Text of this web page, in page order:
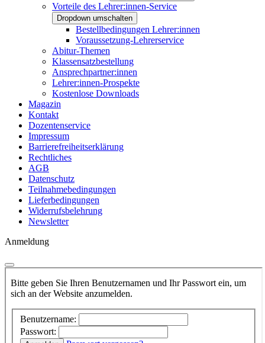
Vorteile des Lehrer:innen-Service
Dropdown umschalten
Bestellbedingungen Lehrer:innen
Voraussetzung-Lehrerservice
Abitur-Themen
Klassensatzbestellung
Ansprechpartner:innen
Lehrer:innen-Prospekte
Kostenlose Downloads
Magazin
Kontakt
Dozentenservice
Impressum
Barrierefreiheitserklärung
Rechtliches
AGB
Datenschutz
Teilnahmebedingungen
Lieferbedingungen
Widerrufsbelehrung
Newsletter
Anmeldung